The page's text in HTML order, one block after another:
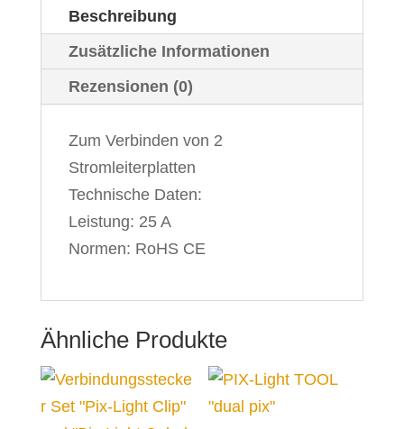
MengeBeschreibung
Zusätzliche Informationen
Rezensionen (0)
Zum Verbinden von 2
Stromleiterplatten
Technische Daten:
Leistung: 25 A
Normen: RoHS CE
Ähnliche Produkte